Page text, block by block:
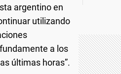
argentino en
utilizando
a los
últimas horas”.